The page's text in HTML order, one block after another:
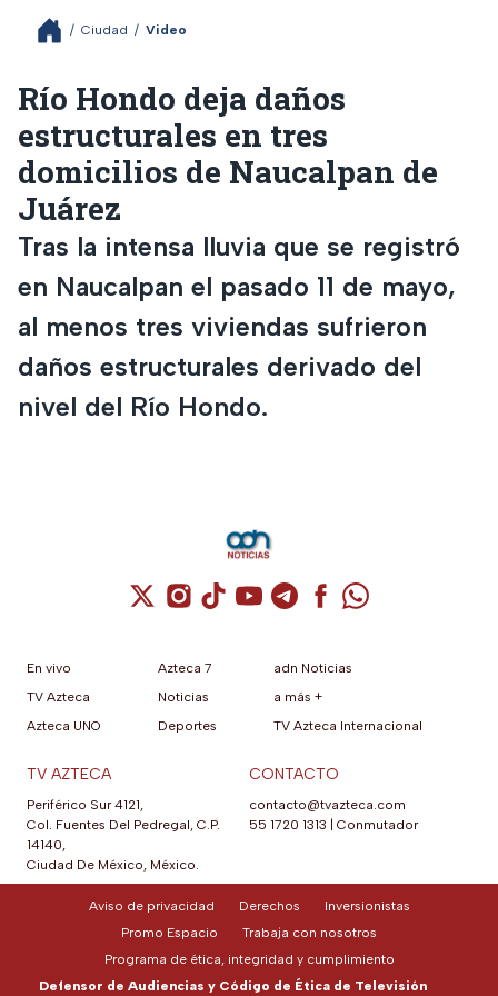
/ Ciudad / Video
Río Hondo deja daños
estructurales en tres
domicilios de Naucalpan de
Juárez
Tras la intensa lluvia que se registró
en Naucalpan el pasado 11 de mayo,
al menos tres viviendas sufrieron
daños estructurales derivado del
nivel del Río Hondo.
Cuenta de X / Twitter (se abre en una
Cuenta de Instagram (se abre en una
Cuenta de TikTok (se abre en
Cuenta de YouTube (se abre
Cuenta de Telegram (se
Cuenta de
Cuenta de
En vivo
TV Azteca
Azteca UNO
Azteca 7
Noticias
Deportes
adn Noticias
a más +
TV Azteca Internacional
TV AZTECA
Periférico Sur 4121,
Col. Fuentes Del Pedregal, C.P.
14140,
Ciudad De México, México.
CONTACTO
contacto@tvazteca.com
55 1720 1313 | Conmutador
Aviso de privacidad Derechos
Inversionistas
Promo Espacio
Trabaja con nosotros
Programa de ética, integridad y cumplimiento
Defensor de Audiencias y Código de Ética de Televisión